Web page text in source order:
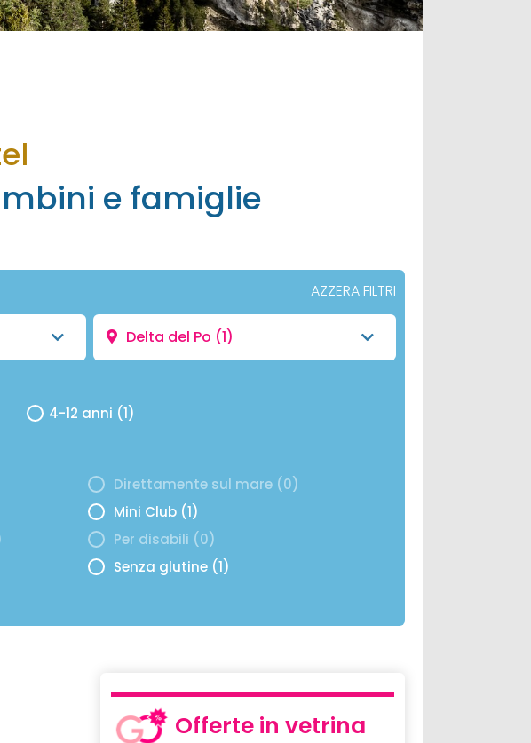
e famiglie
AZZERA FILTRI
Delta del Po (1)
4-12 anni (1)
Direttamente sul mare (0)
Mini Club (1)
Per disabili (0)
Senza glutine (1)
Offerte in vetrina